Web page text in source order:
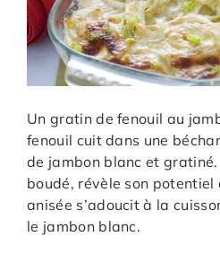
Un gratin de fenouil au
fenouil cuit dans une
de jambon blanc et
boudé, révèle son
anisée s’adoucit à la
le jambon blanc.